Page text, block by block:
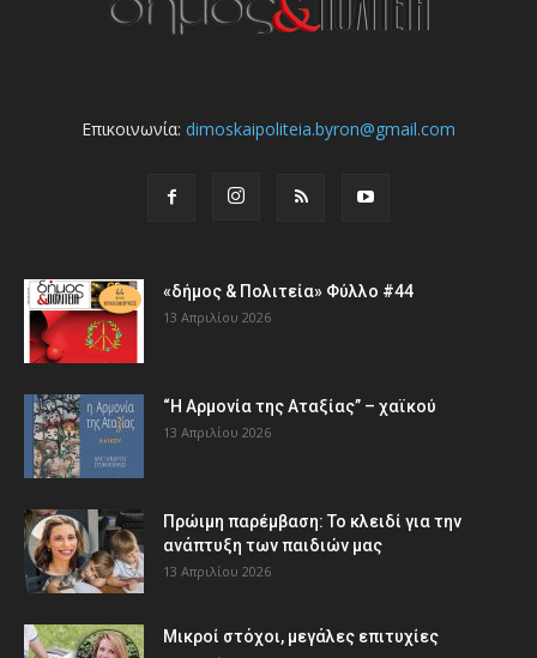
Επικοινωνία: dimoskaipoliteia.byron@gmail.com
«δήμος & Πολιτεία» Φύλλο #44
13 Απριλίου 2026
“Η Αρμονία της Αταξίας” – χαϊκού
13 Απριλίου 2026
Πρώιμη παρέμβαση: Το κλειδί για την
ανάπτυξη των παιδιών µας
13 Απριλίου 2026
Μικροί στόχοι, μεγάλες επιτυχίες